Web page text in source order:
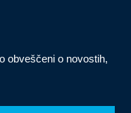
obveščeni o novostih,